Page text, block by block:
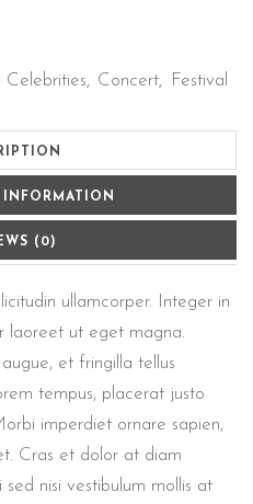
Celebrities, Concert, Festival
(0)
ullamcorper. Integer in
laoreet ut eget magna.
et fringilla tellus
tempus, placerat justo
imperdiet ornare sapien,
Cras et dolor at diam
nisi vestibulum mollis at